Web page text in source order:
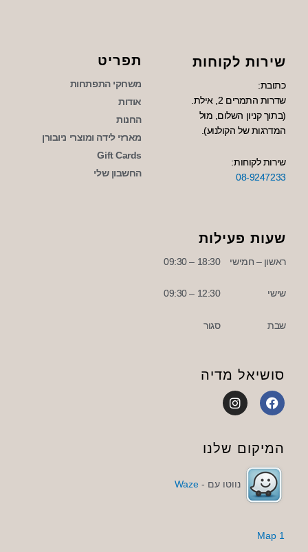
שירות לקוחות
כתובת:
שדרות התמרים 2, אילת.
(בתוך קניון השלום, מול
המדרגות של הקולנוע).
שירות לקוחות:
08-9247233
תפריט
משחקי התפתחות
אודות
החנות
מארזי לידה ומוצרי ניובורן
Gift Cards
החשבון שלי
שעות פעילות
ראשון – חמישי
שישי
שבת
18:30 – 09:30
12:30 – 09:30
סגור
סושיאל מדיה
F
a
b
o
k
I
n
a
a
המיקום שלנו
נווטו עם -Waze
1 Map